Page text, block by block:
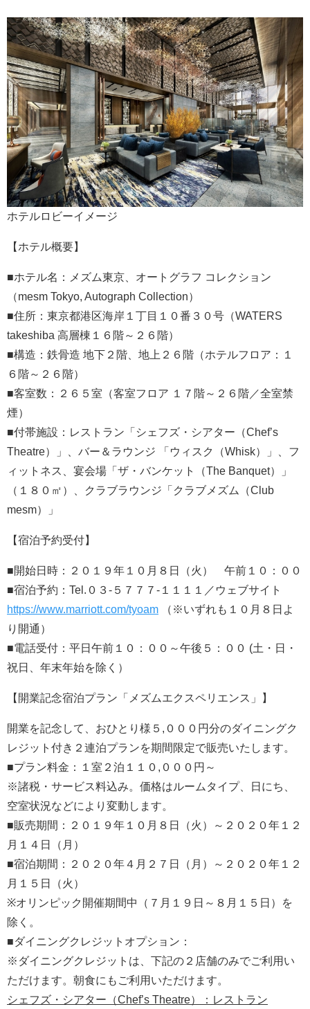
ホテルロビーイメージ
【ホテル概要】
■ホテル名：メズム東京、オートグラフ コレクション
（mesm Tokyo, Autograph Collection）
■住所：東京都港区海岸１丁目１０番３０号（WATERS
takeshiba 高層棟１６階～２６階）
■構造：鉄骨造 地下２階、地上２６階（ホテルフロア：１
６階～２６階）
■客室数：２６５室（客室フロア １７階～２６階／全室禁
煙）
■付帯施設：レストラン「シェフズ・シアター（Chef’s
Theatre）」、バー＆ラウンジ 「ウィスク（Whisk）」、フ
ィットネス、宴会場「ザ・バンケット（The Banquet）」
（１８０㎡）、クラブラウンジ「クラブメズム（Club
mesm）」
【宿泊予約受付】
■開始日時：２０１９年１０月８日（火） 午前１０：００
■宿泊予約：Tel.０３-５７７７-１１１１／ウェブサイト
https://www.marriott.com/tyoam （※いずれも１０月８日よ
り開通）
■電話受付：平日午前１０：００～午後５：００ (土・日・
祝日、年末年始を除く）
【開業記念宿泊プラン「メズムエクスペリエンス」】
開業を記念して、おひとり様５,０００円分のダイニングク
レジット付き２連泊プランを期間限定で販売いたします。
■プラン料金：１室２泊１１０,０００円～
※諸税・サービス料込み。価格はルームタイプ、日にち、
空室状況などにより変動します。
■販売期間：２０１９年１０月８日（火）～２０２０年１２
月１４日（月）
■宿泊期間：２０２０年４月２７日（月）～２０２０年１２
月１５日（火）
※オリンピック開催期間中（７月１９日～８月１５日）を
除く。
■ダイニングクレジットオプション：
※ダイニングクレジットは、下記の２店舗のみでご利用い
ただけます。朝食にもご利用いただけます。
シェフズ・シアター（Chef’s Theatre）：レストラン